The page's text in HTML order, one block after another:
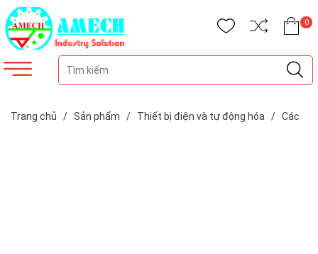
0
Trang chủ / Sản phẩm / Thiết bị điện và tự động hóa / Các